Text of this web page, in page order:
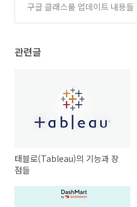
구글 클래스룸 업데이트 내용들
관련글
태블로(Tableau)의 기능과 장
점들